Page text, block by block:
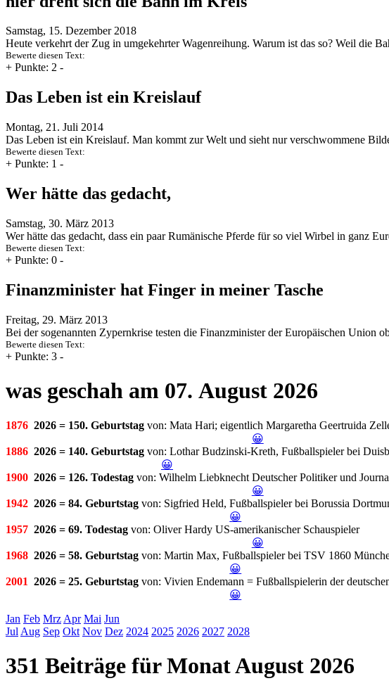
Samstag, 15. Dezember 2018
Heute verkehrt der Zug in umgekehrter Wagenreihung. Warum ist das so? Weil die
Bewerte diesen Text:
+ Punkte: 2 -
Das Leben ist ein Kreislauf
Montag, 21. Juli 2014
Das Leben ist ein Kreislauf. Man kommt zur Welt und sieht nur verschwommene
Bewerte diesen Text:
+ Punkte: 1 -
Wer hätte das gedacht,
Samstag, 30. März 2013
Wer hätte das gedacht, dass ein paar Rumänische Pferde für so viel Wirbel in ganz
Bewerte diesen Text:
+ Punkte: 0 -
Finanzminister hat Finger in meiner Tasche
Freitag, 29. März 2013
Bei der sogenannten Zypernkrise testen die Finanzminister der Europäischen Union
Bewerte diesen Text:
+ Punkte: 3 -
was geschah am 07. August 2026
1876 2026 = 150. Geburtstag von: Mata Hari; eigentlich Margaretha Geertruida
😀
1886 2026 = 140. Geburtstag von: Lothar Budzinski-Kreth, Fußballspieler bei
😀
1900 2026 = 126. Todestag von: Wilhelm Liebknecht Deutscher Politiker und
😀
1942 2026 = 84. Geburtstag von: Sigfried Held, Fußballspieler bei Borussia
😀
1957 2026 = 69. Todestag von: Oliver Hardy US-amerikanischer Schauspieler
😀
1968 2026 = 58. Geburtstag von: Martin Max, Fußballspieler bei TSV 1860
😀
2001 2026 = 25. Geburtstag von: Vivien Endemann = Fußballspielerin der
😀
Jan Feb Mrz Apr Mai Jun
Jul Aug Sep Okt Nov Dez 2024 2025 2026 2027 2028
351 Beiträge für Monat August 2026